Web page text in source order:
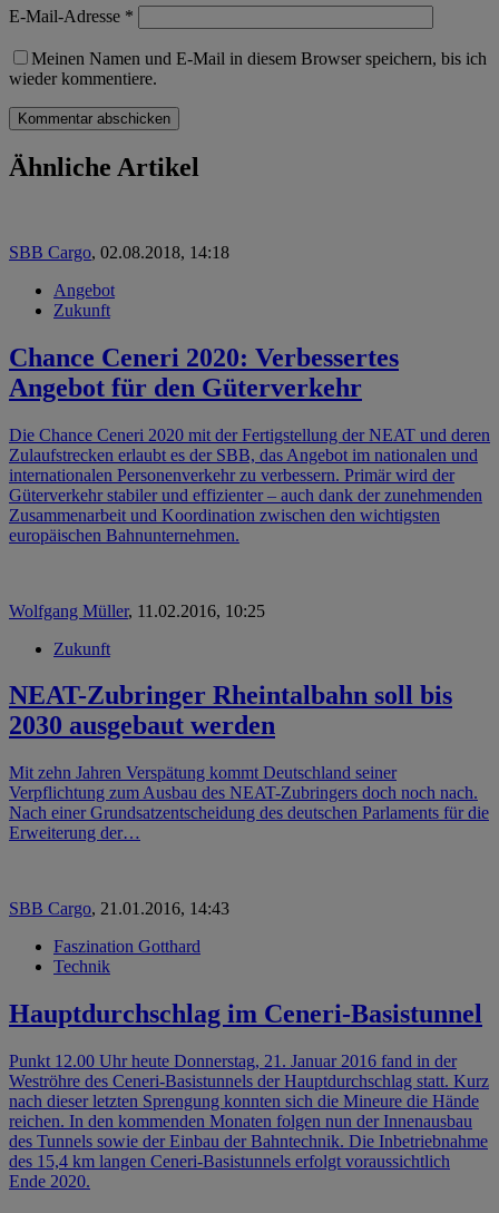
E-Mail-Adresse *
Meinen Namen und E-Mail in diesem Browser speichern, bis ich
wieder kommentiere.
Ähnliche Artikel
SBB Cargo, 02.08.2018, 14:18
Angebot
Zukunft
Chance Ceneri 2020: Verbessertes
Angebot für den Güterverkehr
Die Chance Ceneri 2020 mit der Fertigstellung der NEAT und deren
Zulaufstrecken erlaubt es der SBB, das Angebot im nationalen und
internationalen Personenverkehr zu verbessern. Primär wird der
Güterverkehr stabiler und effizienter – auch dank der zunehmenden
Zusammenarbeit und Koordination zwischen den wichtigsten
europäischen Bahnunternehmen.
Wolfgang Müller, 11.02.2016, 10:25
Zukunft
NEAT-Zubringer Rheintalbahn soll bis
2030 ausgebaut werden
Mit zehn Jahren Verspätung kommt Deutschland seiner
Verpflichtung zum Ausbau des NEAT-Zubringers doch noch nach.
Nach einer Grundsatzentscheidung des deutschen Parlaments für die
Erweiterung der…
SBB Cargo, 21.01.2016, 14:43
Faszination Gotthard
Technik
Hauptdurchschlag im Ceneri-Basistunnel
Punkt 12.00 Uhr heute Donnerstag, 21. Januar 2016 fand in der
Weströhre des Ceneri-Basistunnels der Hauptdurchschlag statt. Kurz
nach dieser letzten Sprengung konnten sich die Mineure die Hände
reichen. In den kommenden Monaten folgen nun der Innenausbau
des Tunnels sowie der Einbau der Bahntechnik. Die Inbetriebnahme
des 15,4 km langen Ceneri-Basistunnels erfolgt voraussichtlich
Ende 2020.